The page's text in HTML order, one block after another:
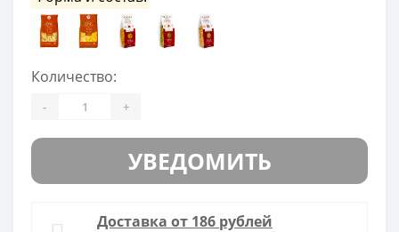
Количество:
- +
УВЕДОМИТЬ
Доставка от 186 рублей